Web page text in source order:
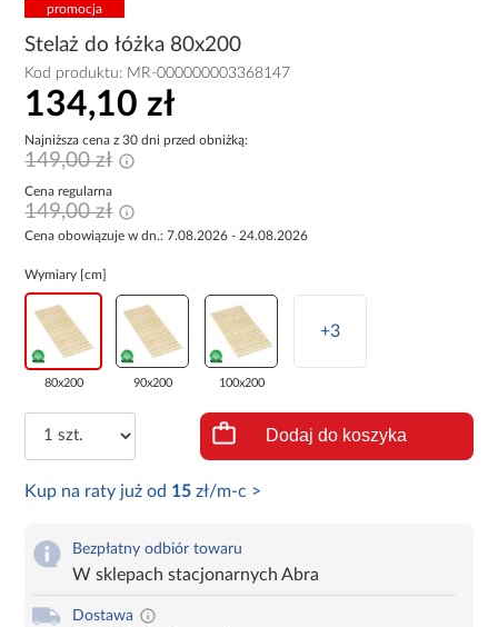
promocja
Stelaż do łóżka 80x200
Kod produktu: MR-000000003368147
134,10 zł
Najniższa cena z 30 dni przed obniżką:
149,00 zł
Cena regularna
149,00 zł
Cena obowiązuje w dn.: 7.08.2026 - 24.08.2026
Wymiary [cm]
80x200 90x200 100x200
+3
Dodaj do koszyka
Kup na raty już od 15 zł/m-c >
Bezpłatny odbiór towaru
W sklepach stacjonarnych Abra
Dostawa